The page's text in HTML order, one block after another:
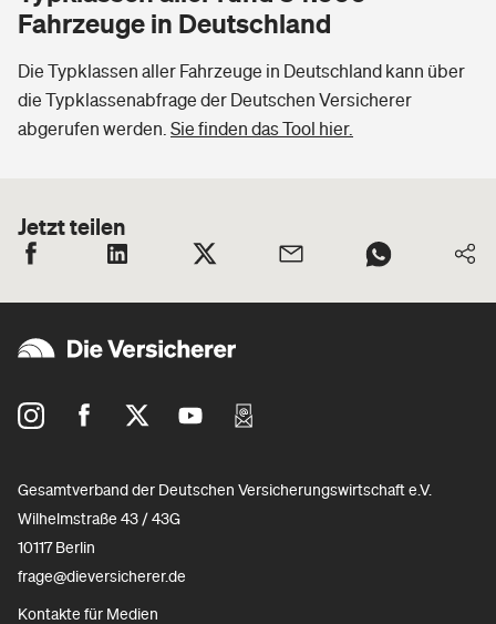
Fahrzeuge in Deutschland
Die Typklassen aller Fahrzeuge in Deutschland kann über
die Typklassenabfrage der Deutschen Versicherer
abgerufen werden. Sie finden das Tool hier.
Jetzt teilen
Gesamtverband der Deutschen Versicherungswirtschaft e.V.
Wilhelmstraße 43 / 43G
10117 Berlin
frage@dieversicherer.de
Kontakte für Medien